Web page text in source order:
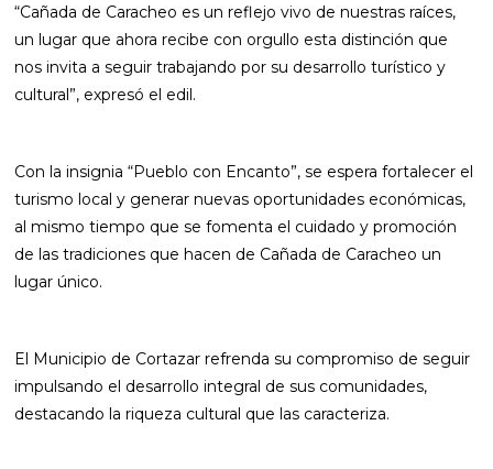
“Cañada de Caracheo es un reflejo vivo de nuestras raíces,
un lugar que ahora recibe con orgullo esta distinción que
nos invita a seguir trabajando por su desarrollo turístico y
cultural”, expresó el edil.
Con la insignia “Pueblo con Encanto”, se espera fortalecer el
turismo local y generar nuevas oportunidades económicas,
al mismo tiempo que se fomenta el cuidado y promoción
de las tradiciones que hacen de Cañada de Caracheo un
lugar único.
El Municipio de Cortazar refrenda su compromiso de seguir
impulsando el desarrollo integral de sus comunidades,
destacando la riqueza cultural que las caracteriza.